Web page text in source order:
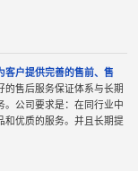
客户提供完善的售前、售
的售后服务保证体系与长期
。公司要求是：在同行业中
和优质的服务。并且长期提